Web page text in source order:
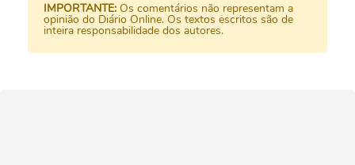
IMPORTANTE: Os comentários não representam a
opinião do Diário Online. Os textos escritos são de
inteira responsabilidade dos autores.